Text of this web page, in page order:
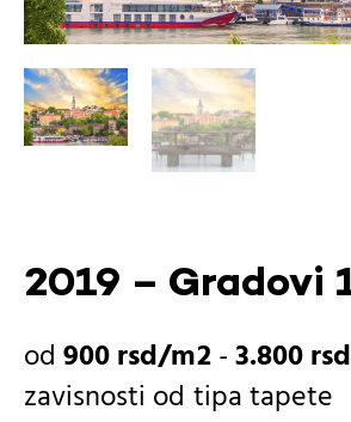
2019 – Gradovi
900rsd -3.800rsd
zavisnosti od tipa tapete